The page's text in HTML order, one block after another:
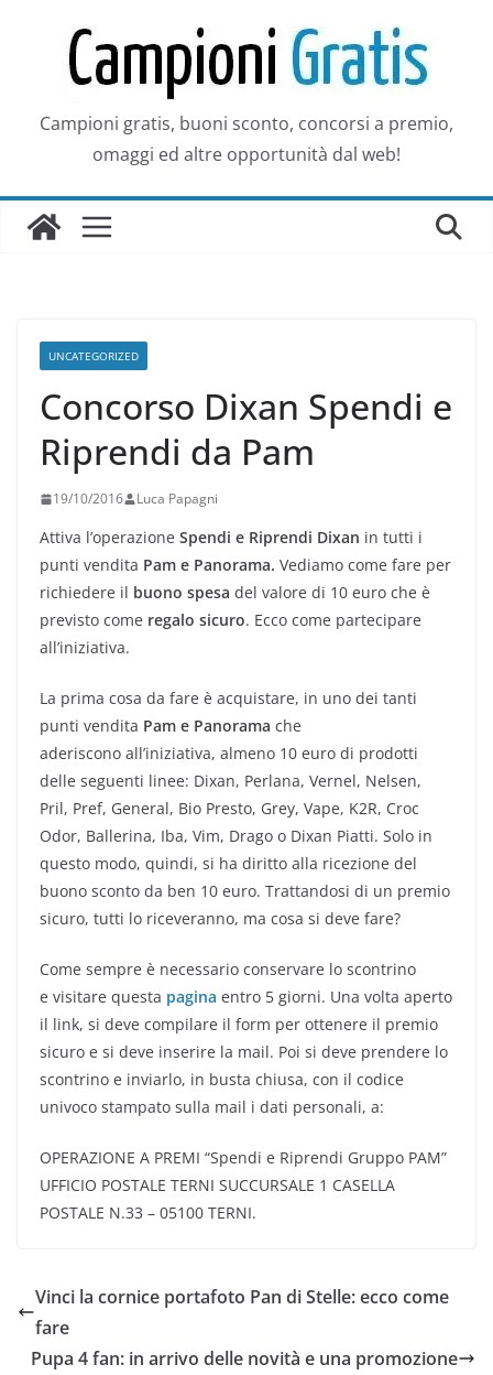
contenuto
Campioni gratis, buoni sconto, concorsi a premio,
omaggi ed altre opportunità dal web!
UNCATEGORIZED
Concorso Dixan Spendi e
Riprendi da Pam
19/10/2016 Luca Papagni
Attiva l’operazione Spendi e Riprendi Dixan in tutti i
punti vendita Pam e Panorama. Vediamo come fare per
richiedere il buono spesa del valore di 10 euro che è
previsto come regalo sicuro. Ecco come partecipare
all’iniziativa.
La prima cosa da fare è acquistare, in uno dei tanti
punti vendita Pam e Panorama che
aderiscono all’iniziativa, almeno 10 euro di prodotti
delle seguenti linee: Dixan, Perlana, Vernel, Nelsen,
Pril, Pref, General, Bio Presto, Grey, Vape, K2R, Croc
Odor, Ballerina, Iba, Vim, Drago o Dixan Piatti. Solo in
questo modo, quindi, si ha diritto alla ricezione del
buono sconto da ben 10 euro. Trattandosi di un premio
sicuro, tutti lo riceveranno, ma cosa si deve fare?
Come sempre è necessario conservare lo scontrino
e visitare questa pagina entro 5 giorni. Una volta aperto
il link, si deve compilare il form per ottenere il premio
sicuro e si deve inserire la mail. Poi si deve prendere lo
scontrino e inviarlo, in busta chiusa, con il codice
univoco stampato sulla mail i dati personali, a:
OPERAZIONE A PREMI “Spendi e Riprendi Gruppo PAM”
UFFICIO POSTALE TERNI SUCCURSALE 1 CASELLA
POSTALE N.33 – 05100 TERNI.
Vinci la cornice portafoto Pan di Stelle: ecco come
fare
Pupa 4 fan: in arrivo delle novità e una promozione